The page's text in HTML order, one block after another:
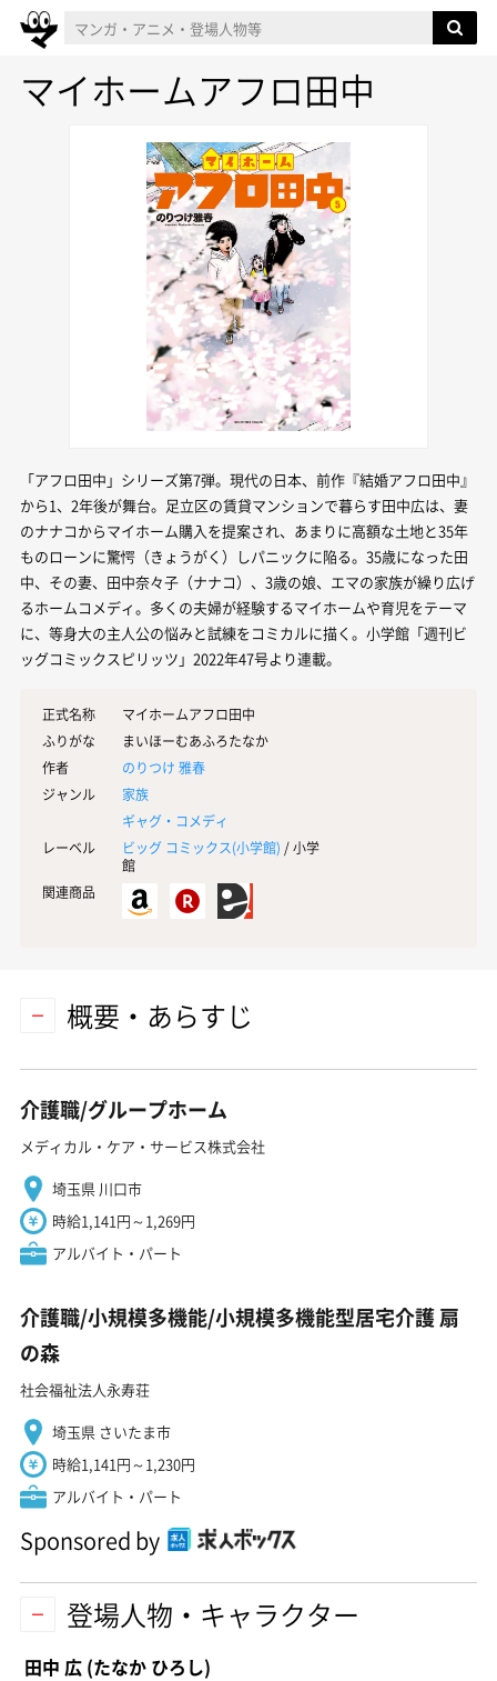
マイホームアフロ田中
「アフロ田中」シリーズ第7弾。現代の日本、前作『結婚アフロ田中』
から1、2年後が舞台。足立区の賃貸マンションで暮らす田中広は、妻
のナナコからマイホーム購入を提案され、あまりに高額な土地と35年
ものローンに驚愕（きょうがく）しパニックに陥る。35歳になった田
中、その妻、田中奈々子（ナナコ）、3歳の娘、エマの家族が繰り広げ
るホームコメディ。多くの夫婦が経験するマイホームや育児をテーマ
に、等身大の主人公の悩みと試練をコミカルに描く。小学館「週刊ビ
ッグコミックスピリッツ」2022年47号より連載。
正式名称
マイホームアフロ田中
ふりがな
まいほーむあふろたなか
作者
のりつけ 雅春
ジャンル
家族
ギャグ・コメディ
レーベル
ビッグ コミックス(小学館) / 小学
館
関連商品
概要・あらすじ
介護職/グループホーム
メディカル・ケア・サービス株式会社
埼玉県 川口市
時給1,141円～1,269円
アルバイト・パート
介護職/小規模多機能/小規模多機能型居宅介護 扇
の森
社会福祉法人永寿荘
埼玉県 さいたま市
時給1,141円～1,230円
アルバイト・パート
Sponsored by
登場人物・キャラクター
田中 広 (たなか ひろし)